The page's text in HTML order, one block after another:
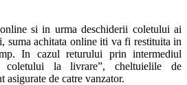
si in urma deschiderii coletului ai
suma achitata online iti va fi restituita in
In cazul returului prin intermediul
coletului la livrare”, cheltuielile de
asigurate de catre vanzator.